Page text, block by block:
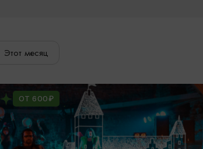
Этот месяц
ОТ 600₽